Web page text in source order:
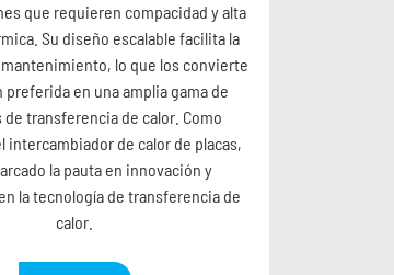
que requieren compacidad y alta
Su diseño escalable facilita la
lo que los convierte
preferida en una amplia gama de
de transferencia de calor. Como
intercambiador de calor de placas,
la pauta en innovación y
la tecnología de transferencia de
calor.